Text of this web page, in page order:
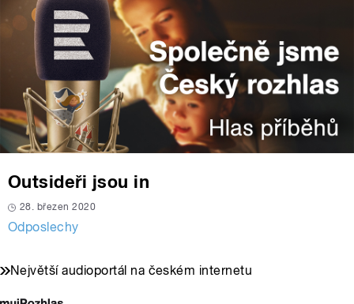
Outsideři jsou in
28. březen 2020
Odposlechy
Největší audioportál na českém internetu